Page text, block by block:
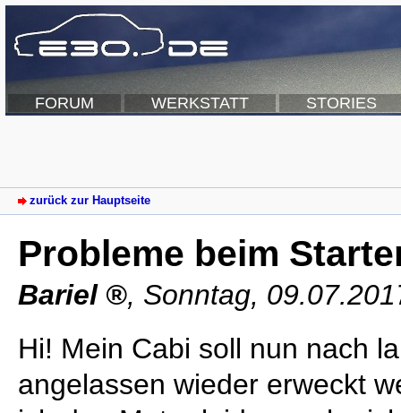
FORUM WERKSTATT STORIES
zurück zur Hauptseite
Probleme beim
Bariel , Sonntag,
Hi! Mein Cabi soll nun nach
angelassen wieder erweckt